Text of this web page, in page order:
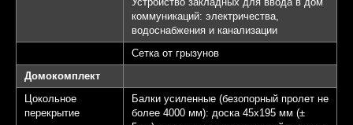
коммуникаций: электричества,
водоснабжения и канализации
Сетка от грызунов
Домокомплект
Цокольное
перекрытие
Балки усиленные (безопорный пролет не
более 4000 мм): доска 45х195 мм (±